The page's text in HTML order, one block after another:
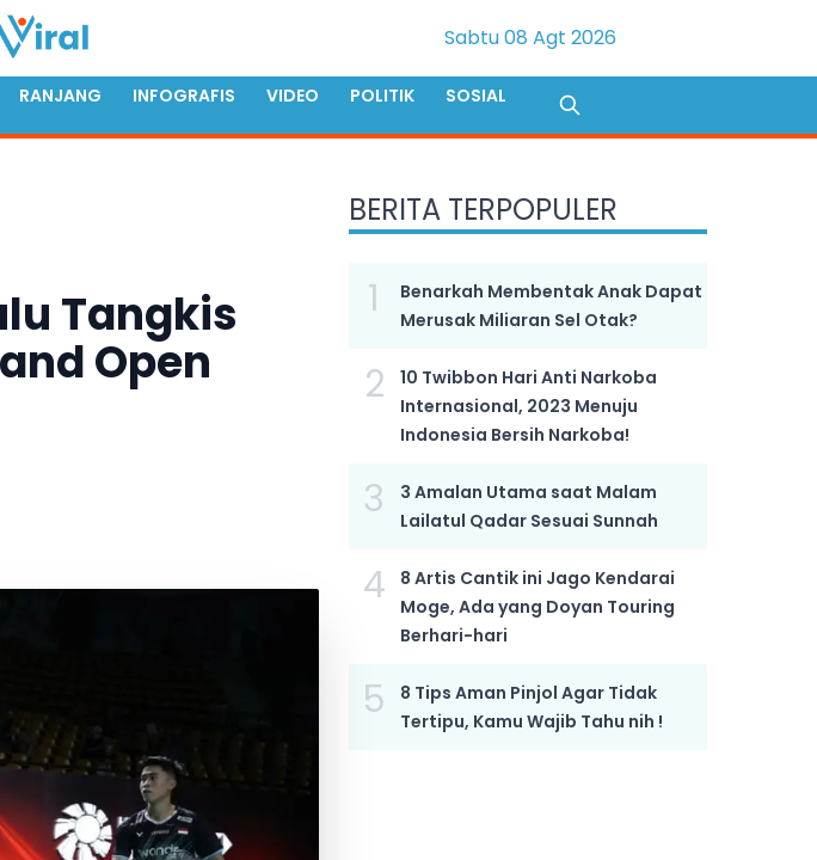
Sabtu 08 Agt 2026
RANJANG INFOGRAFIS VIDEO POLITIK SOSIAL
Tangkis
Open
BERITA TERPOPULER
1
Benarkah Membentak Anak Dapat
Merusak Miliaran Sel Otak?
2
10 Twibbon Hari Anti Narkoba
Internasional, 2023 Menuju
Indonesia Bersih Narkoba!
3
3 Amalan Utama saat Malam
Lailatul Qadar Sesuai Sunnah
4
8 Artis Cantik ini Jago Kendarai
Moge, Ada yang Doyan Touring
Berhari-hari
5
8 Tips Aman Pinjol Agar Tidak
Tertipu, Kamu Wajib Tahu nih !